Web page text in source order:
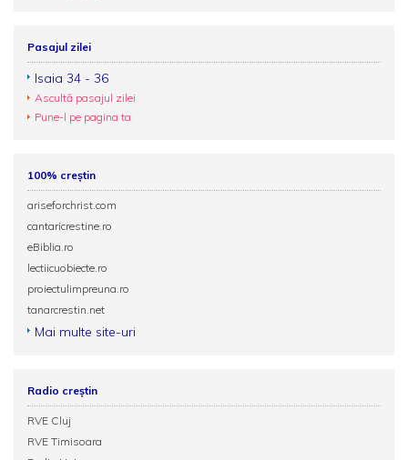
Pasajul zilei
Isaia 34 - 36
Ascultă pasajul zilei
Pune-l pe pagina ta
100% creștin
ariseforchrist.com
cantaricrestine.ro
eBiblia.ro
lectiicuobiecte.ro
proiectulimpreuna.ro
tanarcrestin.net
Mai multe site-uri
Radio creștin
RVE Cluj
RVE Timisoara